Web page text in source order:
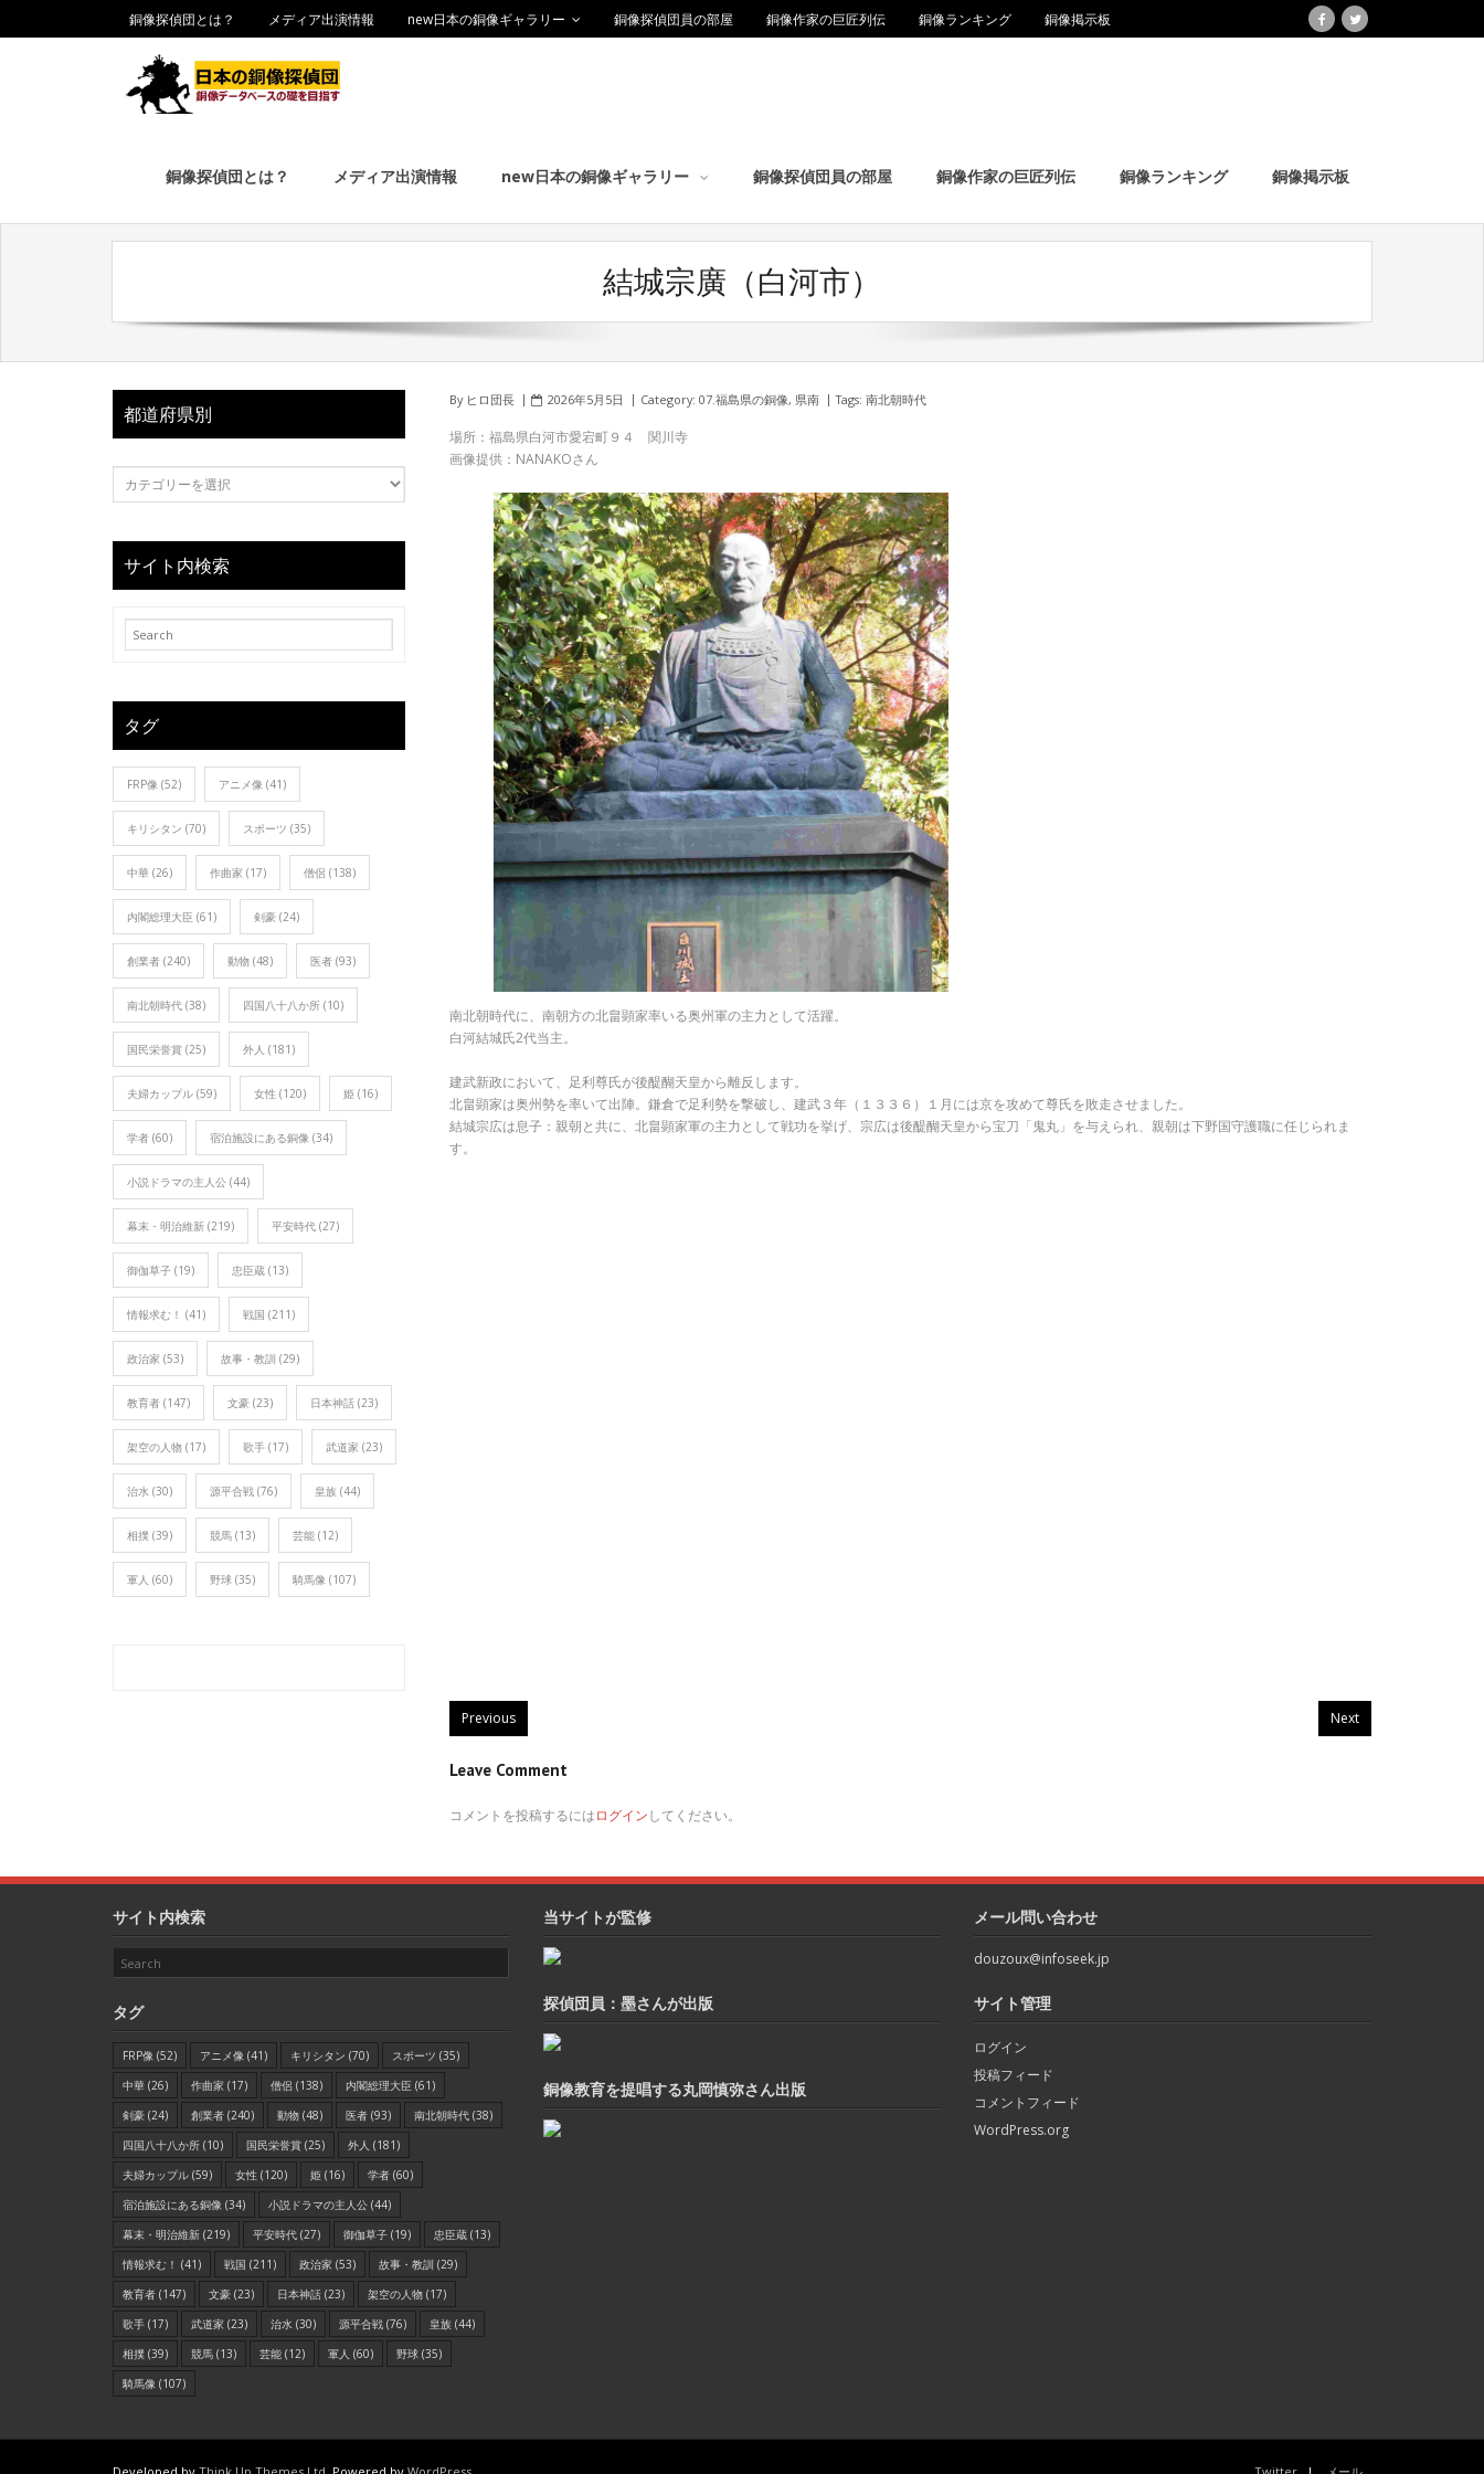
銅像探偵団とは？ メディア出演情報 new日本の銅像ギャラリー 銅像探偵団員の部屋 銅像作家の巨匠列伝 銅像ランキング 銅像掲示板
銅像探偵団とは？ メディア出演情報 new日本の銅像ギャラリー 銅像探偵団員の部屋 銅像作家の巨匠列伝 銅像ランキング 銅像掲示板
結城宗廣（白河市）
By ヒロ団長 2026年5月5日 Category: 07.福島県の銅像, 県南 Tags: 南北朝時代
場所：福島県白河市愛宕町９４ 関川寺
画像提供：NANAKOさん
南北朝時代に、南朝方の北畠顕家率いる奥州軍の主力として活躍。
白河結城氏2代当主。
建武新政において、足利尊氏が後醍醐天皇から離反します。
北畠顕家は奥州勢を率いて出陣。鎌倉で足利勢を撃破し、建武３年（１３３６）１月には京を攻めて尊氏を敗走させました。
結城宗広は息子：親朝と共に、北畠顕家軍の主力として戦功を挙げ、宗広は後醍醐天皇から宝刀「鬼丸」を与えられ、親朝は下野国守護職に任じられま
す。
Previous Next
Leave Comment
コメントを投稿するにはログインしてください。
都道府県別
サイト内検索
タグ
FRP像 (52) アニメ像 (41)
キリシタン (70) スポーツ (35)
中華 (26) 作曲家 (17) 僧侶 (138)
内閣総理大臣 (61) 剣豪 (24)
創業者 (240) 動物 (48) 医者 (93)
南北朝時代 (38) 四国八十八か所 (10)
国民栄誉賞 (25) 外人 (181)
夫婦カップル (59) 女性 (120) 姫 (16)
学者 (60) 宿泊施設にある銅像 (34)
小説ドラマの主人公 (44)
幕末・明治維新 (219) 平安時代 (27)
御伽草子 (19) 忠臣蔵 (13)
情報求む！ (41) 戦国 (211)
政治家 (53) 故事・教訓 (29)
教育者 (147) 文豪 (23) 日本神話 (23)
架空の人物 (17) 歌手 (17) 武道家 (23)
治水 (30) 源平合戦 (76) 皇族 (44)
相撲 (39) 競馬 (13) 芸能 (12)
軍人 (60) 野球 (35) 騎馬像 (107)
サイト内検索
タグ
FRP像 (52) アニメ像 (41) キリシタン (70) スポーツ (35)
中華 (26) 作曲家 (17) 僧侶 (138) 内閣総理大臣 (61)
剣豪 (24) 創業者 (240) 動物 (48) 医者 (93) 南北朝時代 (38)
四国八十八か所 (10) 国民栄誉賞 (25) 外人 (181)
夫婦カップル (59) 女性 (120) 姫 (16) 学者 (60)
宿泊施設にある銅像 (34) 小説ドラマの主人公 (44)
幕末・明治維新 (219) 平安時代 (27) 御伽草子 (19) 忠臣蔵 (13)
情報求む！ (41) 戦国 (211) 政治家 (53) 故事・教訓 (29)
教育者 (147) 文豪 (23) 日本神話 (23) 架空の人物 (17)
歌手 (17) 武道家 (23) 治水 (30) 源平合戦 (76) 皇族 (44)
相撲 (39) 競馬 (13) 芸能 (12) 軍人 (60) 野球 (35)
騎馬像 (107)
当サイトが監修
探偵団員：墨さんが出版
銅像教育を提唱する丸岡慎弥さん出版
メール問い合わせ
douzoux@infoseek.jp
サイト管理
ログイン
投稿フィード
コメントフィード
WordPress.org